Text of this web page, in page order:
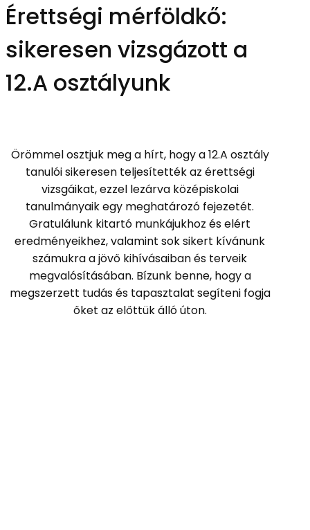
Érettségi mérföldkő:
sikeresen vizsgázott a
12.A osztályunk
Örömmel osztjuk meg a hírt, hogy a 12.A osztály
tanulói sikeresen teljesítették az érettségi
vizsgáikat, ezzel lezárva középiskolai
tanulmányaik egy meghatározó fejezetét.
Gratulálunk kitartó munkájukhoz és elért
eredményeikhez, valamint sok sikert kívánunk
számukra a jövő kihívásaiban és terveik
megvalósításában. Bízunk benne, hogy a
megszerzett tudás és tapasztalat segíteni fogja
őket az előttük álló úton.